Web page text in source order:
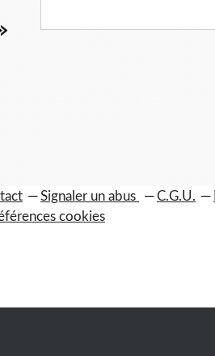
Signaler un abus C.G.U.
cookies